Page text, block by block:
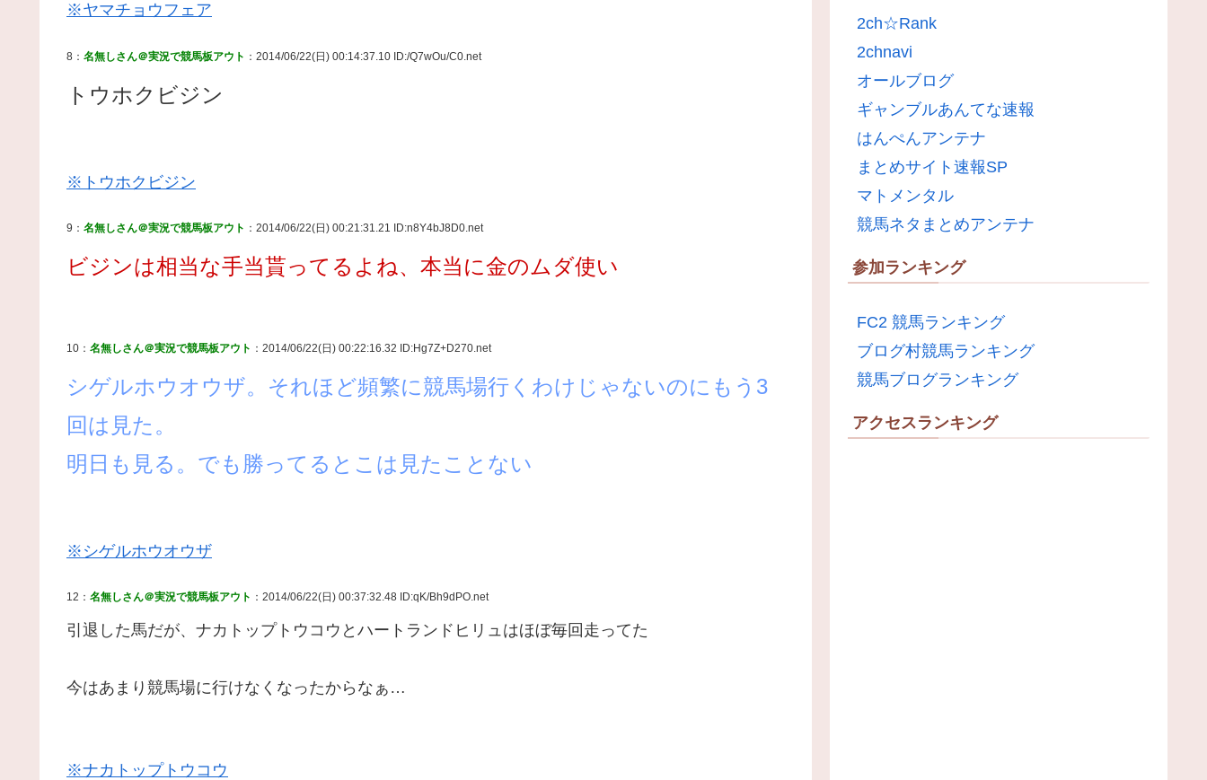
※ヤマチョウフェア
8： 名無しさん＠実況で競馬板アウト ：2014/06/22(日) 00:14:37.10 ID:/Q7wOu/C0.net
トウホクビジン
※トウホクビジン
9： 名無しさん＠実況で競馬板アウト ：2014/06/22(日) 00:21:31.21 ID:n8Y4bJ8D0.net
ビジンは相当な手当貰ってるよね、本当に金のムダ使い
10： 名無しさん＠実況で競馬板アウト ：2014/06/22(日) 00:22:16.32 ID:Hg7Z+D270.net
シゲルホウオウザ。それほど頻繁に競馬場行くわけじゃないのにもう3
回は見た。
明日も見る。でも勝ってるとこは見たことない
※シゲルホウオウザ
12： 名無しさん＠実況で競馬板アウト ：2014/06/22(日) 00:37:32.48 ID:qK/Bh9dPO.net
引退した馬だが、ナカトップトウコウとハートランドヒリュはほぼ毎回走ってた
今はあまり競馬場に行けなくなったからなぁ…
※ナカトップトウコウ
2ch☆Rank
2chnavi
オールブログ
ギャンブルあんてな速報
はんぺんアンテナ
まとめサイト速報SP
マトメンタル
競馬ネタまとめアンテナ
参加ランキング
FC2 競馬ランキング
ブログ村競馬ランキング
競馬ブログランキング
アクセスランキング